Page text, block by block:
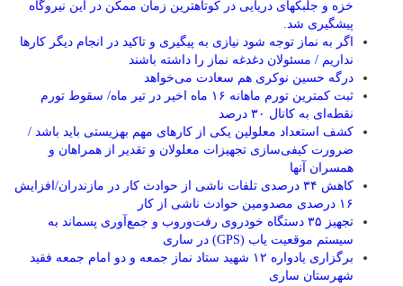
خزه و جلبکهای دریایی در کوتاهترین زمان ممکن در این نیروگاه
پیشگیری شد.
اگر به نماز توجه شود نیازی به پیگیری و تاکید در انجام دیگر کارها
نداریم / مسئولان دغدغه نماز را داشته باشند
درگه حسین نوکری هم سعادت می‌خواهد
ثبت کمترین تورم ماهانه ۱۶ ماه اخیر در تیر ماه/ سقوط تورم
نقطه‌ای به کانال ۳۰ درصد
کشف استعداد معلولین یکی از کارهای مهم بهزیستی باید باشد /
ضرورت کیفی‌سازی تجهیزات معلولان و تقدیر از همراهان و
همسران آنها
کاهش ۳۴ درصدی تلفات ناشی از حوادث كار در مازندران/افزایش
۱۶ درصدی مصدومین حوادث ناشی از کار
تجهیز ۳۵ دستگاه خودروی رفت‌وروب و جمع‌آوری پسماند به
سیستم موقعیت یاب (GPS) در ساری
برگزاری یادواره ۱۲ شهید ستاد نماز جمعه و دو امام جمعه فقید
شهرستان ساری